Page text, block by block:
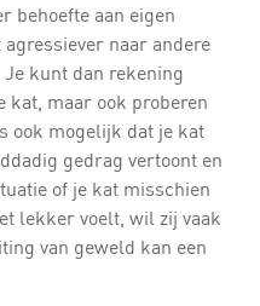
behoefte aan eigen
naar andere
kunt dan rekening
kat, maar ook proberen
ook mogelijk dat je kat
gedrag vertoont en
of je kat misschien
lekker voelt, wil zij vaak
van geweld kan een